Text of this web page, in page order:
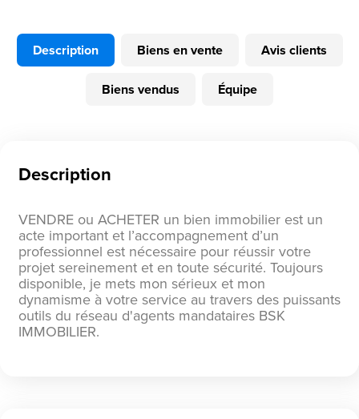
Description Biens en vente Avis clients
Biens vendus Équipe
Description
VENDRE ou ACHETER un bien immobilier est un
acte important et l’accompagnement d’un
professionnel est nécessaire pour réussir votre
projet sereinement et en toute sécurité. Toujours
disponible, je mets mon sérieux et mon
dynamisme à votre service au travers des puissants
outils du réseau d'agents mandataires BSK
IMMOBILIER.